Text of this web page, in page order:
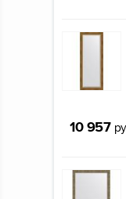
10 957